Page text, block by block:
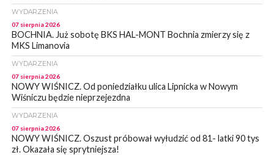
WYDARZENIA
07 sierpnia 2026
BOCHNIA. Już sobotę BKS HAL-MONT Bochnia zmierzy się z
MKS Limanovia
WYDARZENIA
07 sierpnia 2026
NOWY WIŚNICZ. Od poniedziałku ulica Lipnicka w Nowym
Wiśniczu będzie nieprzejezdna
WYDARZENIA
07 sierpnia 2026
NOWY WIŚNICZ. Oszust próbował wyłudzić od 81- latki 90 tys
zł. Okazała się sprytniejsza!